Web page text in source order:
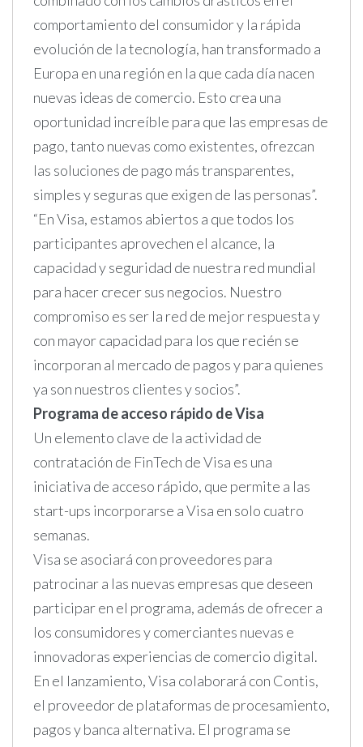
comportamiento del consumidor y la rápida
evolución de la tecnología, han transformado a
Europa en una región en la que cada día nacen
nuevas ideas de comercio. Esto crea una
oportunidad increíble para que las empresas de
pago, tanto nuevas como existentes, ofrezcan
las soluciones de pago más transparentes,
simples y seguras que exigen de las personas”.
“En Visa, estamos abiertos a que todos los
participantes aprovechen el alcance, la
capacidad y seguridad de nuestra red mundial
para hacer crecer sus negocios. Nuestro
compromiso es ser la red de mejor respuesta y
con mayor capacidad para los que recién se
incorporan al mercado de pagos y para quienes
ya son nuestros clientes y socios”.
Programa de acceso rápido de Visa
Un elemento clave de la actividad de
contratación de FinTech de Visa es una
iniciativa de acceso rápido, que permite a las
start-ups incorporarse a Visa en solo cuatro
semanas.
Visa se asociará con proveedores para
patrocinar a las nuevas empresas que deseen
participar en el programa, además de ofrecer a
los consumidores y comerciantes nuevas e
innovadoras experiencias de comercio digital.
En el lanzamiento, Visa colaborará con Contis,
el proveedor de plataformas de procesamiento,
pagos y banca alternativa. El programa se